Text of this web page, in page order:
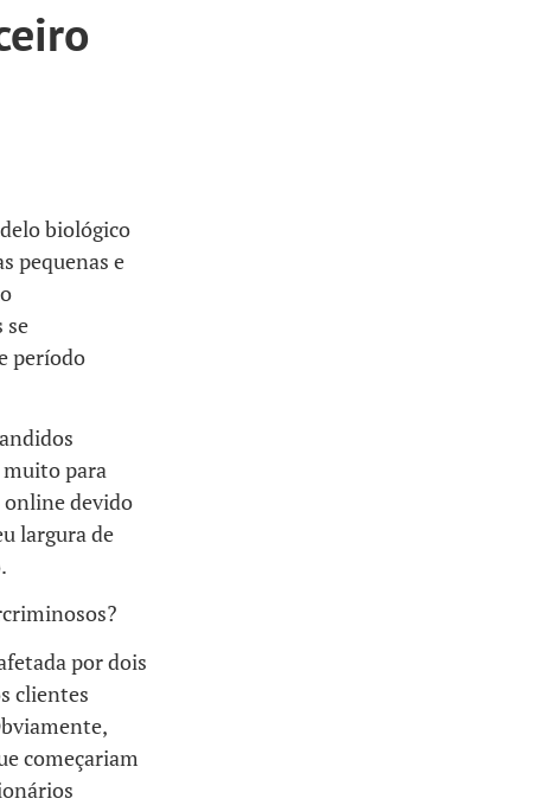
biológico
pequenas e
se
período
muito para
online devido
largura de
por dois
clientes
começariam